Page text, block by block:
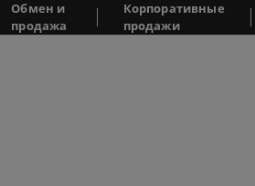
Обмен и
продажа
Корпоративные
продажи